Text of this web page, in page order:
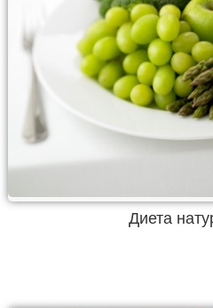
Диета